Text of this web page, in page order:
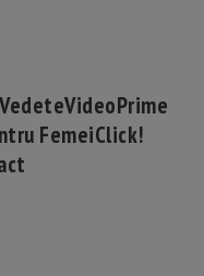
VedeteVideoPrime
FemeiClick!